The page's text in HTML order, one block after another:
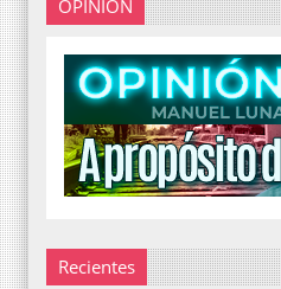
OPINIÓN
Recientes